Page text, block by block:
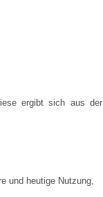
ergibt sich aus der
und heutige Nutzung,